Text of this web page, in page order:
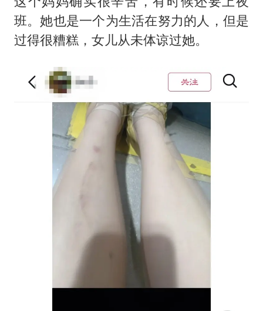
班。她也是一个为生活在努力的人，但是
过得很糟糕，女儿从未体谅过她。